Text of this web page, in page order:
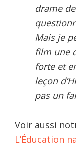
drame
Mais je
film une
forte et
leçon
pas un
Voir aussi
L’Éducation